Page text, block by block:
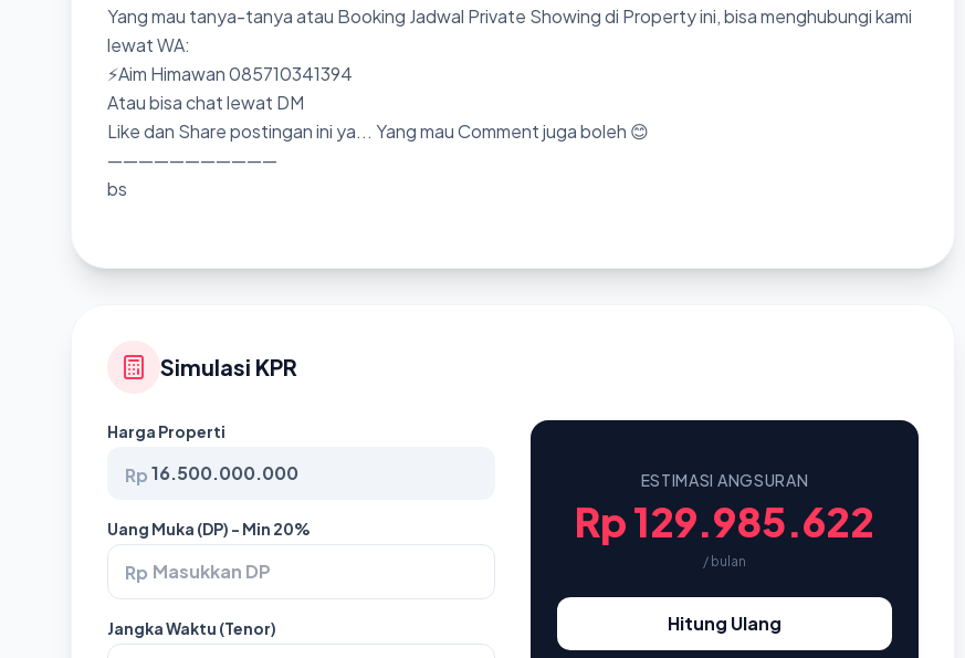
Yang mau tanya-tanya atau Booking Jadwal Private Showing di Property ini, bisa menghubungi kami
lewat WA:
⚡Aim Himawan 085710341394
Atau bisa chat lewat DM
Like dan Share postingan ini ya... Yang mau Comment juga boleh 😊
———————————
bs
Simulasi KPR
Harga Properti
Rp
Uang Muka (DP) - Min 20%
Rp
Jangka Waktu (Tenor)
ESTIMASI ANGSURAN
Rp 129.985.622
/ bulan
Hitung Ulang